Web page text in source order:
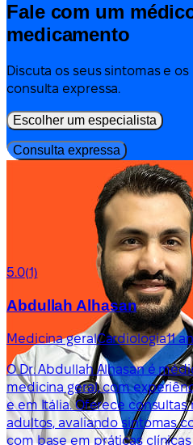
Fale com um
medicamento
Discuta os seus sintomas e
consulta expressa.
Escolher um especialista
Consulta expressa
5.0(1)
Abdullah Alhasan
Medicina geralCardiologia11
O Dr. Abdullah Alhasan é
medicina geral, com
e em Itália. Oferece
adultos, avaliando sintomas
com base em práticas